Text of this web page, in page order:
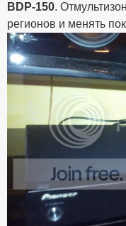
BDP-150.
регионов и менять